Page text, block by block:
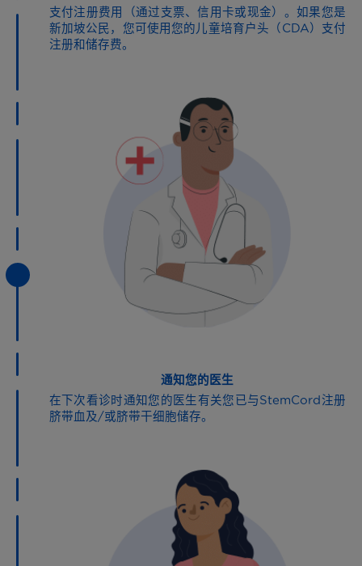
支付注册费用（通过支票、信用卡或现金）。如果您是
新加坡公民，您可使用您的儿童培育户头（CDA）支付
注册和储存费。
通知您的医生
在下次看诊时通知您的医生有关您已与StemCord注册
脐带血及/或脐带干细胞储存。